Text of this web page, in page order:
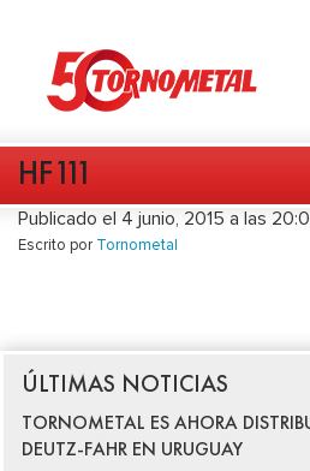
HF111
Publicado el 4 junio, 2015 a las
Escrito por Tornometal
ÚLTIMAS NOTICIAS
TORNOMETAL ES AHORA
DEUTZ-FAHR EN URUGUAY